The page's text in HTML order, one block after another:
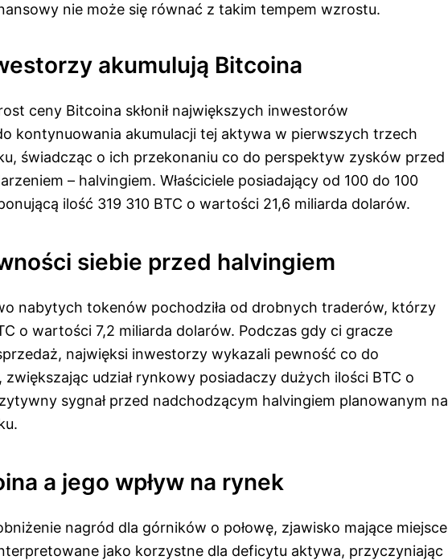
nie może się równać z takim tempem wzrostu.
akumulują Bitcoina
ceny Bitcoina skłonił największych inwestorów
kontynuowania akumulacji tej aktywa w pierwszych trzech
świadcząc o ich przekonaniu co do perspektyw zysków przed
– halvingiem. Właściciele posiadający od 100 do 100
ilość 319 310 BTC o wartości 21,6 miliarda dolarów.
siebie przed halvingiem
nabytych tokenów pochodziła od drobnych traderów, którzy
o wartości 7,2 miliarda dolarów. Podczas gdy ci gracze
najwięksi inwestorzy wykazali pewność co do
zwiększając udział rynkowy posiadaczy dużych ilości BTC o
sygnał przed nadchodzącym halvingiem planowanym na
a jego wpływ na rynek
nagród dla górników o połowę, zjawisko mające miejsce
jako korzystne dla deficytu aktywa, przyczyniając